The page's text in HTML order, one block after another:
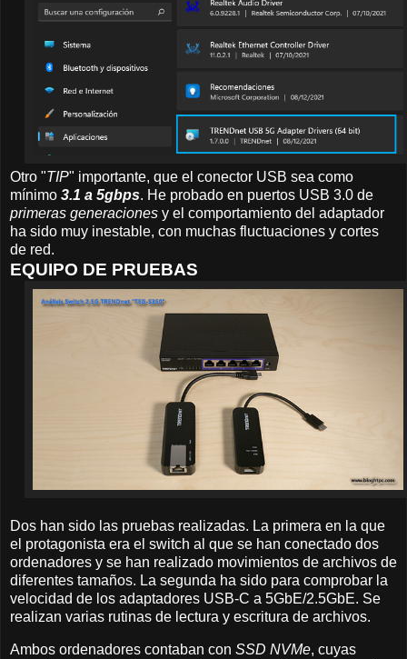
Otro "TIP" importante, que el conector USB sea como
mínimo 3.1 a 5gbps. He probado en puertos USB 3.0 de
primeras generaciones y el comportamiento del adaptador
ha sido muy inestable, con muchas fluctuaciones y cortes
de red.
EQUIPO DE PRUEBAS
Dos han sido las pruebas realizadas. La primera en la que
el protagonista era el switch al que se han conectado dos
ordenadores y se han realizado movimientos de archivos de
diferentes tamaños. La segunda ha sido para comprobar la
velocidad de los adaptadores USB-C a 5GbE/2.5GbE. Se
realizan varias rutinas de lectura y escritura de archivos.
Ambos ordenadores contaban con SSD NVMe, cuyas